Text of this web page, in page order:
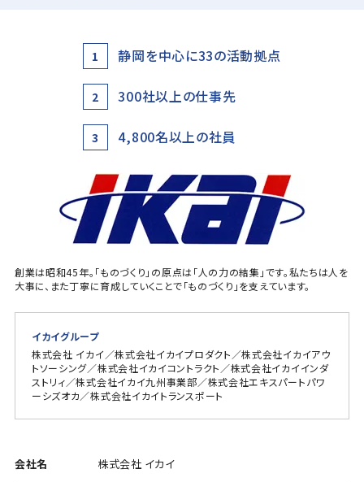
1 静岡を中心に33の活動拠点
2 300社以上の仕事先
3 4,800名以上の社員
創業は昭和45年。「ものづくり」の原点は「人の力の結集」です。私たちは人を
大事に、また丁寧に育成していくことで「ものづくり」を支えています。
イカイグループ
株式会社 イカイ／株式会社イカイプロダクト／株式会社イカイアウ
トソーシング／株式会社イカイコントラクト／株式会社イカイインダ
ストリィ／株式会社イカイ九州事業部／株式会社エキスパートパワ
ーシズオカ／株式会社イカイトランスポート
会社名 株式会社 イカイ